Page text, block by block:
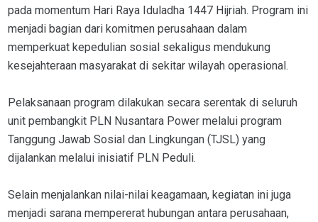
pada momentum Hari Raya Iduladha 1447 Hijriah. Program ini
menjadi bagian dari komitmen perusahaan dalam
memperkuat kepedulian sosial sekaligus mendukung
kesejahteraan masyarakat di sekitar wilayah operasional.
Pelaksanaan program dilakukan secara serentak di seluruh
unit pembangkit PLN Nusantara Power melalui program
Tanggung Jawab Sosial dan Lingkungan (TJSL) yang
dijalankan melalui inisiatif PLN Peduli.
Selain menjalankan nilai-nilai keagamaan, kegiatan ini juga
menjadi sarana mempererat hubungan antara perusahaan,